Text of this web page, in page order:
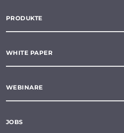
PRODUKTE
WHITE PAPER
WEBINARE
JOBS